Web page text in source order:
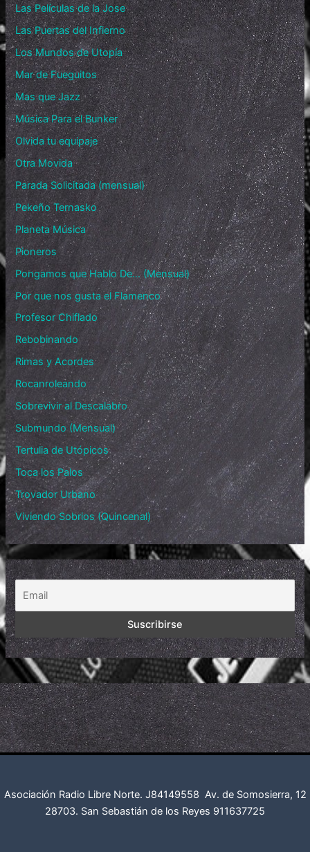
Las Películas de la Jose
Las Puertas del Infierno
Los Mundos de Utopía
Mar de Fueguitos
Mas que Jazz
Música Para el Bunker
Olvida tu equipaje
Otra Movida
Parada Solicitada (mensual)
Pekeño Ternasko
Planeta Música
Pioneros
Pongamos que Hablo De… (Mensual)
Por que nos gusta el Flamenco
Profesor Chiflado
Rebobinando
Rimas y Acordes
Rocanroleando
Sobrevivir al Descalabro
Submundo (Mensual)
Tertulia de Utópicos
Toca los Palos
Trovador Urbano
Viviendo Sobrios (Quincenal)
Asociación Radio Libre Norte. J84149558 Av. de Somosierra, 12
28703. San Sebastián de los Reyes 911637725